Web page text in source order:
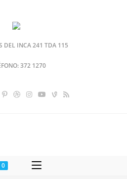
DEL INCA 241 TDA 115
372 1270
0